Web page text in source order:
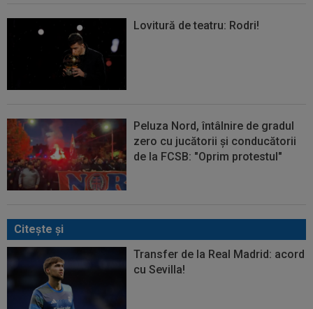
Lovitură de teatru: Rodri!
Peluza Nord, întâlnire de gradul
zero cu jucătorii și conducătorii
de la FCSB: "Oprim protestul"
Citeşte şi
Transfer de la Real Madrid: acord
cu Sevilla!